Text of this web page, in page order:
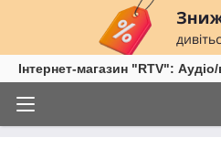
Інтернет-магазин "RTV":